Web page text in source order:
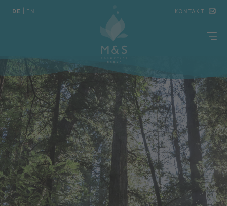
DE EN KONTAKT